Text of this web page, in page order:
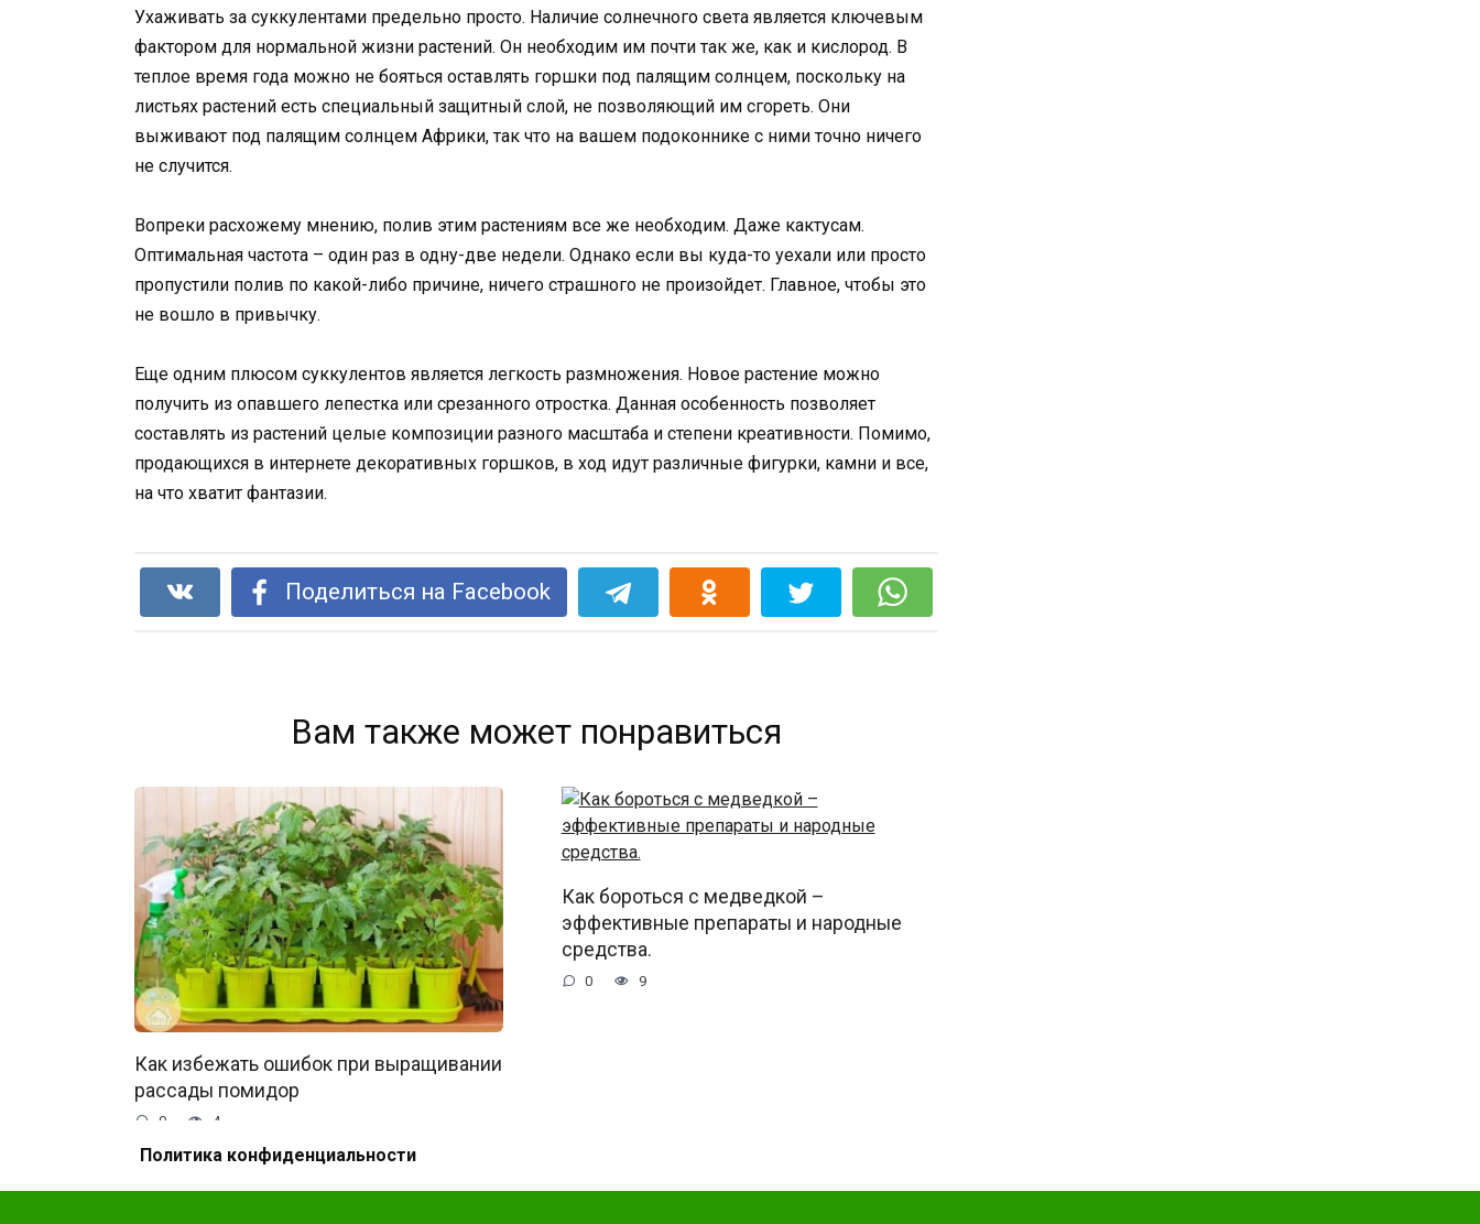
Ухаживать за суккулентами предельно просто. Наличие солнечного света является ключевым
фактором для нормальной жизни растений. Он необходим им почти так же, как и кислород. В
теплое время года можно не бояться оставлять горшки под палящим солнцем, поскольку на
листьях растений есть специальный защитный слой, не позволяющий им сгореть. Они
выживают под палящим солнцем Африки, так что на вашем подоконнике с ними точно ничего
не случится.
Вопреки расхожему мнению, полив этим растениям все же необходим. Даже кактусам.
Оптимальная частота – один раз в одну-две недели. Однако если вы куда-то уехали или просто
пропустили полив по какой-либо причине, ничего страшного не произойдет. Главное, чтобы это
не вошло в привычку.
Еще одним плюсом суккулентов является легкость размножения. Новое растение можно
получить из опавшего лепестка или срезанного отростка. Данная особенность позволяет
составлять из растений целые композиции разного масштаба и степени креативности. Помимо,
продающихся в интернете декоративных горшков, в ход идут различные фигурки, камни и все,
на что хватит фантазии.
Поделиться на Facebook
Вам также может понравиться
Как избежать ошибок при выращивании
рассады помидор
0 4
Как бороться с медведкой –
эффективные препараты и народные
средства.
0 9
Политика конфиденциальности